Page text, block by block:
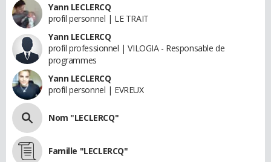
Yann LECLERCQ
profil personnel | LE TRAIT
Yann LECLERCQ
profil professionnel | VILOGIA - Responsable de
programmes
Yann LECLERCQ
profil personnel | EVREUX
Nom "LECLERCQ"
Famille "LECLERCQ"